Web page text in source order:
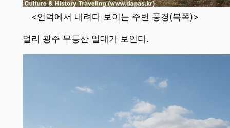
<언덕에서 내려다 보이는 주변 풍경(북쪽)>
멀리 광주 무등산 일대가 보인다.